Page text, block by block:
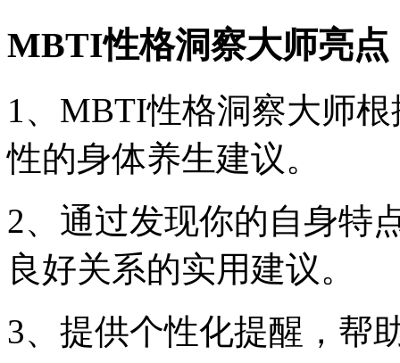
MBTI性格洞察大师亮点
1、MBTI性格洞察大师
性的身体养生建议。
2、通过发现你的自身特
良好关系的实用建议。
3、提供个性化提醒，帮